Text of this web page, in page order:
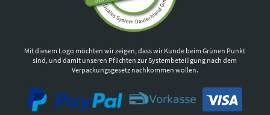
Mit diesem Logo möchten wir zeigen, dass wir Kunde beim Grünen Punkt
sind, und damit unseren Pflichten zur Systembeteiligung nach dem
Verpackungsgesetz nachkommen wollen.